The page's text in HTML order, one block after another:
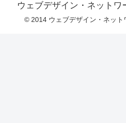
ウェブデザイン・ネットワ
© 2014 ウェブデザイン・ネット